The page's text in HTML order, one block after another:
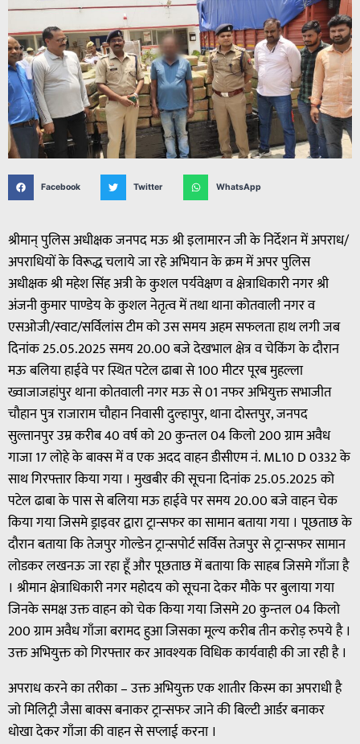
Facebook Twitter WhatsApp
श्रीमान् पुलिस अधीक्षक जनपद मऊ श्री इलामारन जी के निर्देशन में अपराध/
अपराधियों के विरूद्ध चलाये जा रहे अभियान के क्रम में अपर पुलिस
अधीक्षक श्री महेश सिंह अत्री के कुशल पर्यवेक्षण व क्षेत्राधिकारी नगर श्री
अंजनी कुमार पाण्डेय के कुशल नेतृत्व में तथा थाना कोतवाली नगर व
एसओजी/स्वाट/सर्विलांस टीम को उस समय अहम सफलता हाथ लगी जब
दिनांक 25.05.2025 समय 20.00 बजे देखभाल क्षेत्र व चेकिंग के दौरान
मऊ बलिया हाईवे पर स्थित पटेल ढाबा से 100 मीटर पूरब मुहल्ला
ख्वाजाजहांपुर थाना कोतवाली नगर मऊ से 01 नफर अभियुक्त सभाजीत
चौहान पुत्र राजाराम चौहान निवासी दुल्हापुर, थाना दोस्तपुर, जनपद
सुल्तानपुर उम्र करीब 40 वर्ष को 20 कुन्तल 04 किलो 200 ग्राम अवैध
गाजा 17 लोहे के बाक्स में व एक अदद वाहन डीसीएम नं. ML10 D 0332 के
साथ गिरफ्तार किया गया । मुखबीर की सूचना दिनांक 25.05.2025 को
पटेल ढाबा के पास से बलिया मऊ हाईवे पर समय 20.00 बजे वाहन चेक
किया गया जिसमे ड्राइवर द्वारा ट्रान्सफर का सामान बताया गया । पूछताछ के
दौरान बताया कि तेजपुर गोल्डेन ट्रान्सपोर्ट सर्विस तेजपुर से ट्रान्सफर सामान
लोडकर लखनऊ जा रहा हूँ और पूछताछ में बताया कि साहब जिसमे गाँजा है
। श्रीमान क्षेत्राधिकारी नगर महोदय को सूचना देकर मौके पर बुलाया गया
जिनके समक्ष उक्त वाहन को चेक किया गया जिसमे 20 कुन्तल 04 किलो
200 ग्राम अवैध गाँजा बरामद हुआ जिसका मूल्य करीब तीन करोड़ रुपये है ।
उक्त अभियुक्त को गिरफ्तार कर आवश्यक विधिक कार्यवाही की जा रही है ।
अपराध करने का तरीका – उक्त अभियुक्त एक शातीर किस्म का अपराधी है
जो मिलिट्री जैसा बाक्स बनाकर ट्रान्सफर जाने की बिल्टी आर्डर बनाकर
धोखा देकर गाँजा की वाहन से सप्लाई करना ।